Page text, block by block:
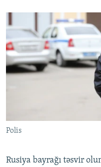
Polis
Rusiya bayrağı təsvir